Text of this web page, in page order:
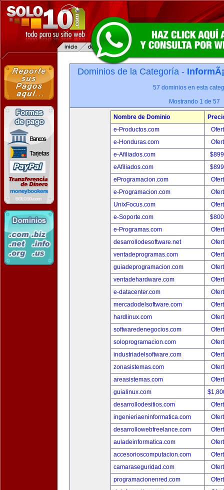
Dominios de la Categoría -
57 dominios en esta
Mostrando 1 de 57
Nombre de Dominio
e-Productos.com
e-Honduras.com
e-Afiliados.com
eAfiliados.com
eProgramacion.com
e-Programacion.com
UnixFocus.com
e-Soporte.com
e-Programas.com
desarrollodesoftware.net
ventadeprogramas.com
guiadeprogramacion.com
ventadehardware.com
e-datacenter.com
mercadodelsoftware.com
hardlinux.com
softwaredenegocios.com
soloprogramacion.com
industriadelsoftware.com
zonasistemas.com
areasistemas.com
guialinux.com
desarrollodesitios.com
ingenieriaeninformatica.com
desarrollowebfreelance.com
auladeinformatica.com
accesorioscomputacion.com
camaraseguridad.com
programacionenred.com